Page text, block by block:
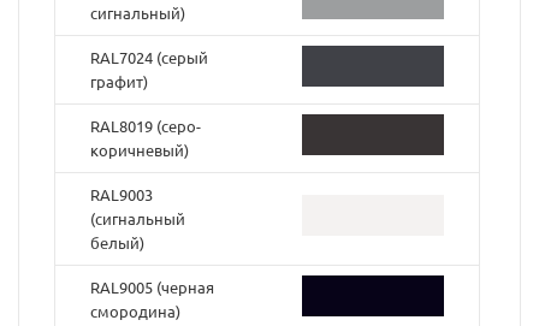
сигнальный)
RAL7024 (серый
графит)
RAL8019 (серо-
коричневый)
RAL9003
(cигнальный
белый)
RAL9005 (черная
смородина)